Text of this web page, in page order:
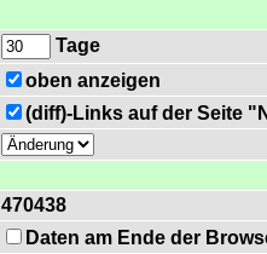
Tage
oben anzeigen
(diff)-Links auf der Seite
470438
Daten am Ende der